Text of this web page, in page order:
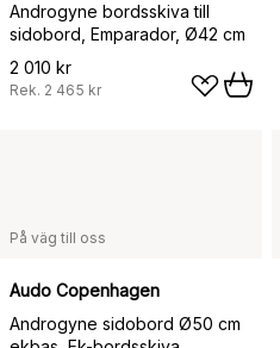
Androgyne bordsskiva till
sidobord, Emparador, Ø42 cm
2 010 kr
Rek. 2 465 kr
På väg till oss
Audo Copenhagen
Androgyne sidobord Ø50 cm